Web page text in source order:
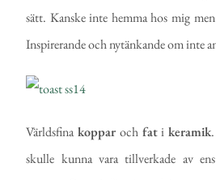
sätt. Kanske inte hemma hos mig
Inspirerande och nytänkande om inte
Världsfinakoppar och fatikeramik
skulle kunna vara tillverkade av